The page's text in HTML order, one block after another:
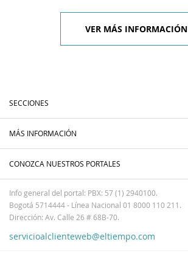
VER MÁS INFORMACIÓN
SECCIONES
MÁS INFORMACIÓN
CONOZCA NUESTROS PORTALES
Info general del portal: PBX: 57 (1) 2940100.
Bogotá 5714444 - Línea Nacional 01 8000 110 211.
Dirección: Av. Calle 26 # 68B-70.
servicioalclienteweb@eltiempo.com